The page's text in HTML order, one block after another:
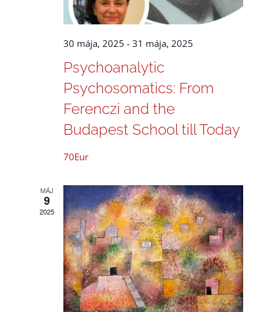
30 mája, 2025 - 31 mája, 2025
Psychoanalytic
Psychosomatics: From
Ferenczi and the
Budapest School till Today
70Eur
MÁJ
9
2025